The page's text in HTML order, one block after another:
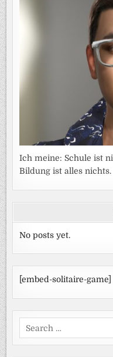
Ich meine: Schule ist
Bildung ist alles nichts.
No posts yet.
[embed-solitaire-game]
Search
for: